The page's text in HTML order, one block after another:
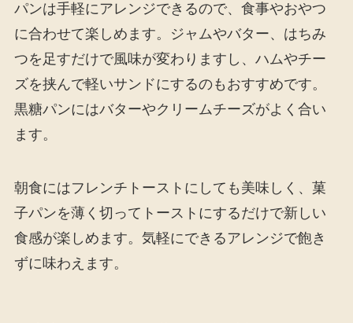
パンは手軽にアレンジできるので、食事やおやつ
に合わせて楽しめます。ジャムやバター、はちみ
つを足すだけで風味が変わりますし、ハムやチー
ズを挟んで軽いサンドにするのもおすすめです。
黒糖パンにはバターやクリームチーズがよく合い
ます。
朝食にはフレンチトーストにしても美味しく、菓
子パンを薄く切ってトーストにするだけで新しい
食感が楽しめます。気軽にできるアレンジで飽き
ずに味わえます。